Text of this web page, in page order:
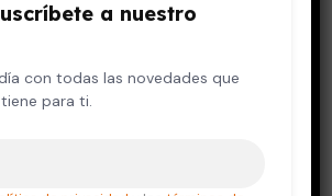
de la diabetes que
para
a tiempo
a nuestro
con todas las novedades que
para ti.